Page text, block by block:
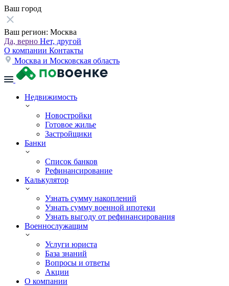
Ваш город
Ваш регион: Москва
Да, верно Нет, другой
О компании Контакты
Москва и Московская область
Недвижимость
Новостройки
Готовое жилье
Застройщики
Банки
Список банков
Рефинансирование
Калькулятор
Узнать сумму накоплений
Узнать сумму военной ипотеки
Узнать выгоду от рефинансирования
Военнослужащим
Услуги юриста
База знаний
Вопросы и ответы
Акции
О компании